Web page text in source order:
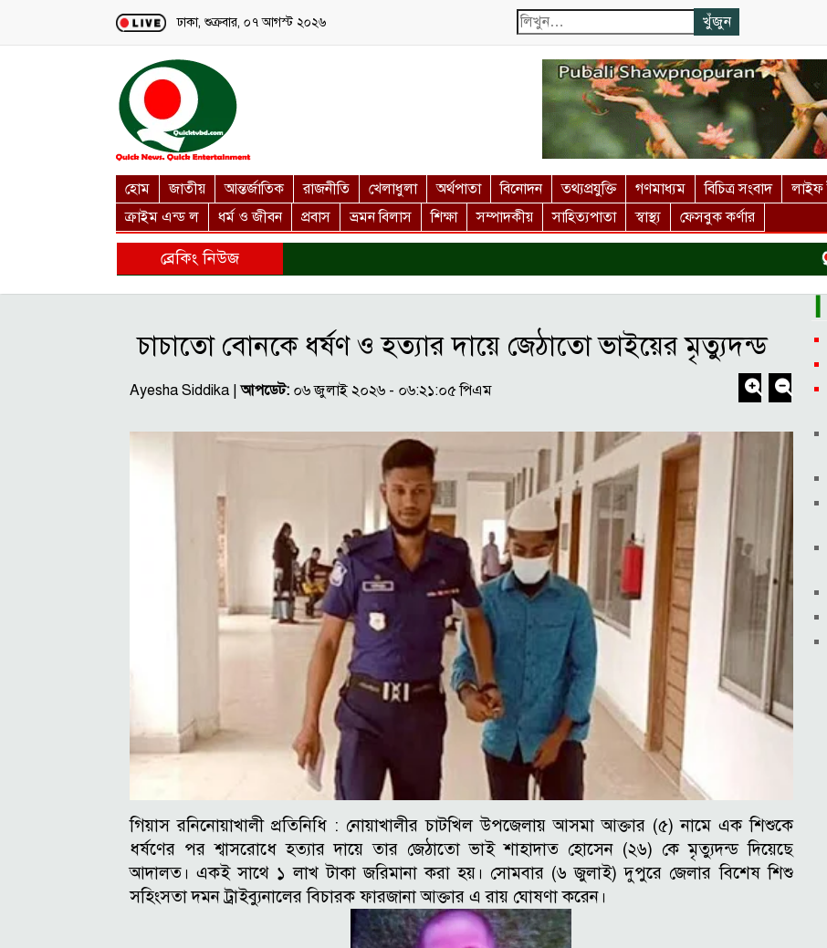
Loading...
ঢাকা, শুক্রবার, ০৭ আগস্ট ২০২৬
হোম জাতীয় আন্তর্জাতিক রাজনীতি খেলাধুলা অর্থপাতা বিনোদন তথ্যপ্রযুক্তি গণমাধ্যম বিচিত্র সংবাদ লাইফ
ক্রাইম এন্ড ল
ধর্ম ও জীবন প্রবাস ভ্রমন বিলাস শিক্ষা সম্পাদকীয় সাহিত্যপাতা স্বাস্থ্য ফেসবুক কর্ণার
ব্রেকিং নিউজ
চাচাতো বোনকে ধর্ষণ ও হত্যার দায়ে জেঠাতো ভাইয়ের মৃত্যুদন্ড
Ayesha Siddika |আপডেট: ০৬ জুলাই ২০২৬ - ০৬:২১:০৫ পিএম
গিয়াস রনিনোয়াখালী প্রতিনিধি : নোয়াখালীর চাটখিল উপজেলায় আসমা আক্তার (৫) নামে এক শিশুকে
ধর্ষণের পর শ্বাসরোধে হত্যার দায়ে তার জেঠাতো ভাই শাহাদাত হোসেন (২৬) কে মৃত্যুদন্ড দিয়েছে
আদালত। একই সাথে ১ লাখ টাকা জরিমানা করা হয়। সোমবার (৬ জুলাই) দুপুরে জেলার বিশেষ শিশু
সহিংসতা দমন ট্রাইব্যুনালের বিচারক ফারজানা আক্তার এ রায় ঘোষণা করেন।